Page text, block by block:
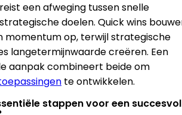
een afweging tussen snelle
doelen. Quick wins
momentum op, terwijl strategische
langetermijnwaarde creëren. Een
aanpak combineert beide om
te ontwikkelen.
stappen voor een